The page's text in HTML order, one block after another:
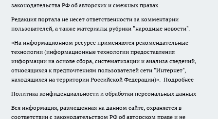
законодательства РФ об авторских и смежных правах.
Редакция портала не несет ответственности за комментарии
пользователей, а также материалы рубрики "народные новости".
«На информационном ресурсе применяются рекомендательные
технологии (информационные технологии предоставления
информации на основе сбора, систематизации и анализа сведений,
относящихся к предпочтениям пользователей сети "Интернет",
находящихся на территории Российской Федерации)». Подробнее
Политика конфиденциальности и обработки персональных данных
Вся информация, размещенная на данном сайте, охраняется в
соответствии с законодательством РФ об авторском праве и не